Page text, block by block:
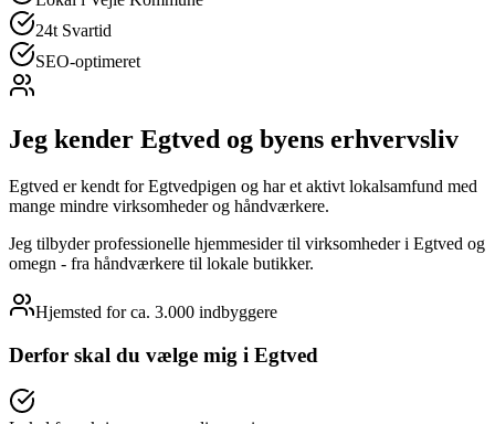
24t Svartid
SEO-optimeret
Jeg kender Egtved og byens erhvervsliv
Egtved er kendt for Egtvedpigen og har et aktivt lokalsamfund med
mange mindre virksomheder og håndværkere.
Jeg tilbyder professionelle hjemmesider til virksomheder i Egtved og
omegn - fra håndværkere til lokale butikker.
Hjemsted forca. 3.000 indbyggere
Derfor skal du vælge mig i Egtved